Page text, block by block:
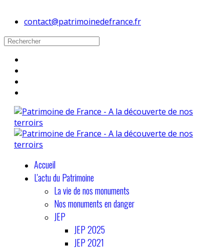
contact@patrimoinedefrance.fr
Accueil
L'actu du Patrimoine
La vie de nos monuments
Nos monuments en danger
JEP
JEP 2025
JEP 2021